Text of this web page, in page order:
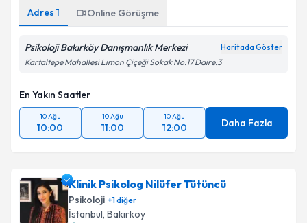
Adres 1 Online Görüşme
Psikoloji Bakırköy Danışmanlık Merkezi Haritada Göster
Kartaltepe Mahallesi Limon Çiçeği Sokak No:17 Daire:3
En Yakın Saatler
10 Ağu
10:00
10 Ağu
11:00
10 Ağu
12:00 Daha Fazla
Klinik Psikolog Nilüfer Tütüncü
Psikoloji +1diğer
İstanbul, Bakırköy